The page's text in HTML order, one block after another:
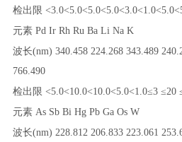
检出限 <3.0<5.0<5.0<5.0<3.0<1.0<5.0
元素 Pd Ir Rh Ru Ba Li Na K
波长(nm) 340.458 224.268 343.489
766.490
检出限 <5.0<10.0<10.0<5.0<1.0≤3 ≤20
元素 As Sb Bi Hg Pb Ga Os W
波长(nm) 228.812 206.833 223.061